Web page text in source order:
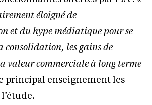
éloigné de
et du hype médiatique pour se
consolidation, les gains de
valeur commerciale à long terme
principal enseignement les